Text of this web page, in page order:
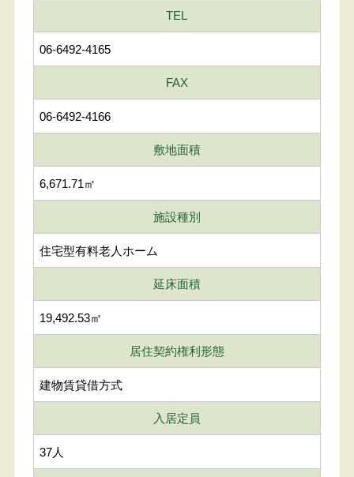
TEL
06-6492-4165
FAX
06-6492-4166
敷地面積
6,671.71㎡
施設種別
住宅型有料老人ホーム
延床面積
19,492.53㎡
居住契約権利形態
建物賃貸借方式
入居定員
37人